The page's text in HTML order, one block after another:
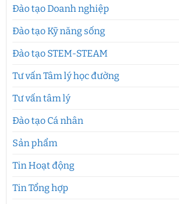
Đào tạo Doanh nghiệp
Đào tạo Kỹ năng sống
Đào tạo STEM-STEAM
Tư vấn Tâm lý học đường
Tư vấn tâm lý
Đào tạo Cá nhân
Sản phẩm
Tin Hoạt động
Tin Tổng hợp